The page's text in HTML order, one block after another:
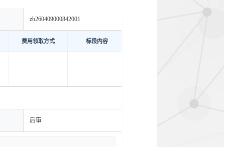
zb260409000842001
费用领取方式 标段内容
后审